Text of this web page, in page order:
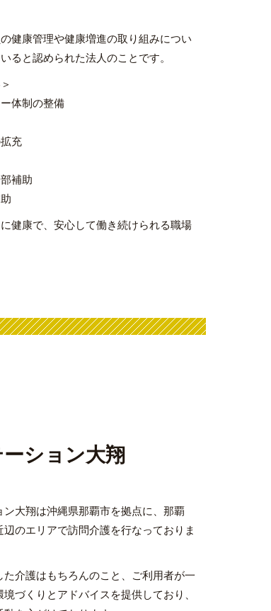
健康管理や健康増進の取り組みについ
ると認められた法人のことです。
体制の整備
充
補助
健康で、安心して働き続けられる職場
ション大翔
ン大翔は沖縄県那覇市を拠点に、那覇
のエリアで訪問介護を行なっておりま
介護はもちろんのこと、ご利用者が一
づくりとアドバイスを提供しており、